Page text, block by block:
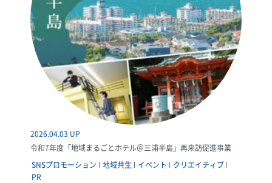
2026.04.03 UP
令和7年度「地域まるごとホテル＠三浦半島」再来訪促進事業
SNSプロモーション
地域共生 イベント
クリエイティブ
PR